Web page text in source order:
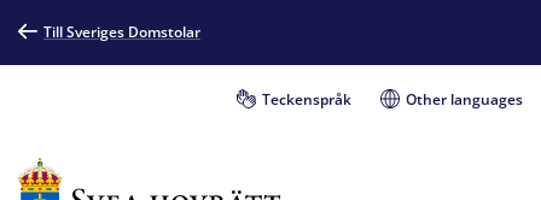
Till Sveriges Domstolar
Teckenspråk Other languages